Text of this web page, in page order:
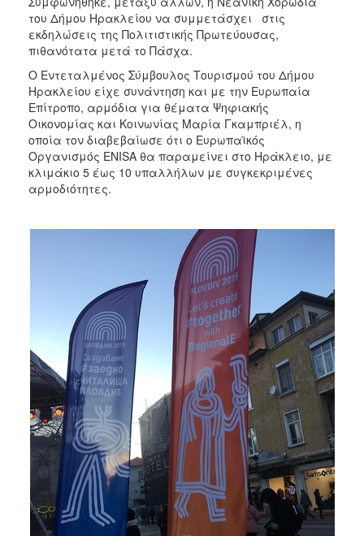
του Δήμου Ηρακλείου να συμμετάσχει στις
εκδηλώσεις της Πολιτιστικής Πρωτεύουσας,
πιθανότατα μετά το Πάσχα.
Ο Εντεταλμένος Σύμβουλος Τουρισμού του Δήμου
Ηρακλείου είχε συνάντηση και με την Ευρωπαία
Επίτροπο, αρμόδια για θέματα Ψηφιακής
Οικονομίας και Κοινωνίας Μαρία Γκαμπριέλ, η
οποία τον διαβεβαίωσε ότι ο Ευρωπαϊκός
Οργανισμός ENISA θα παραμείνει στο Ηράκλειο, με
κλιμάκιο 5 έως 10 υπαλλήλων με συγκεκριμένες
αρμοδιότητες.